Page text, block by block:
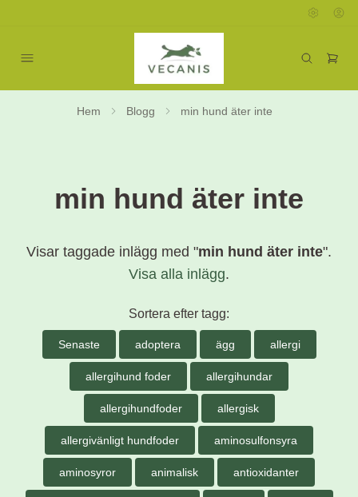
Hem Blogg min hund äter inte
min hund äter inte
Visar taggade inlägg med "min hund äter inte".
Visa alla inlägg.
Sortera efter tagg:
Senaste adoptera ägg allergi
allergihund foder allergihundar
allergihundfoder allergisk
allergivänligt hundfoder aminosulfonsyra
aminosyror animalisk antioxidanter